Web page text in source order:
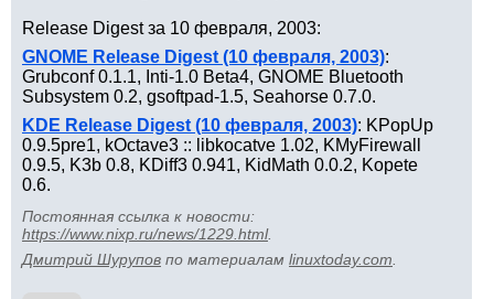
Release Digest за 10 февраля, 2003:
GNOME Release Digest (10 февраля, 2003):
Grubconf 0.1.1, Inti-1.0 Beta4, GNOME Bluetooth
Subsystem 0.2, gsoftpad-1.5, Seahorse 0.7.0.
KDE Release Digest (10 февраля, 2003): KPopUp
0.9.5pre1, kOctave3 :: libkocatve 1.02, KMyFirewall
0.9.5, K3b 0.8, KDiff3 0.941, KidMath 0.0.2, Kopete
0.6.
Постоянная ссылка к новости:
https://www.nixp.ru/news/1229.html.
Дмитрий Шурупов по материалам linuxtoday.com